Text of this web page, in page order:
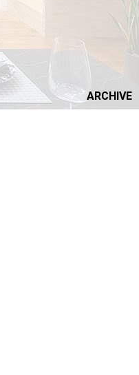
ARCHIVE